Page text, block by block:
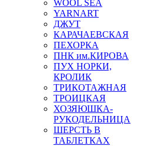
WOOL SEA
YARNART
ДЖУТ
КАРАЧАЕВСКАЯ
ПЕХОРКА
ПНК им.КИРОВА
ПУХ НОРКИ,
КРОЛИК
ТРИКОТАЖНАЯ
ТРОИЦКАЯ
ХОЗЯЮШКА-
РУКОДЕЛЬНИЦА
ШЕРСТЬ В
ТАБЛЕТКАХ